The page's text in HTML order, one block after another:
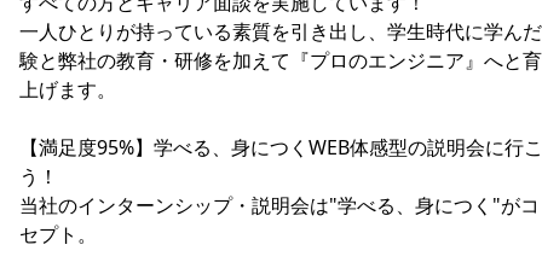
一人ひとりが持っている素質を引き出し、学生時代に学ん
験と弊社の教育・研修を加えて『プロのエンジニア』へと
上げます。
【満足度95%】学べる、身につくWEB体感型の説明会に行こ
う！
当社のインターンシップ・説明会は"学べる、身につく"が
セプト。